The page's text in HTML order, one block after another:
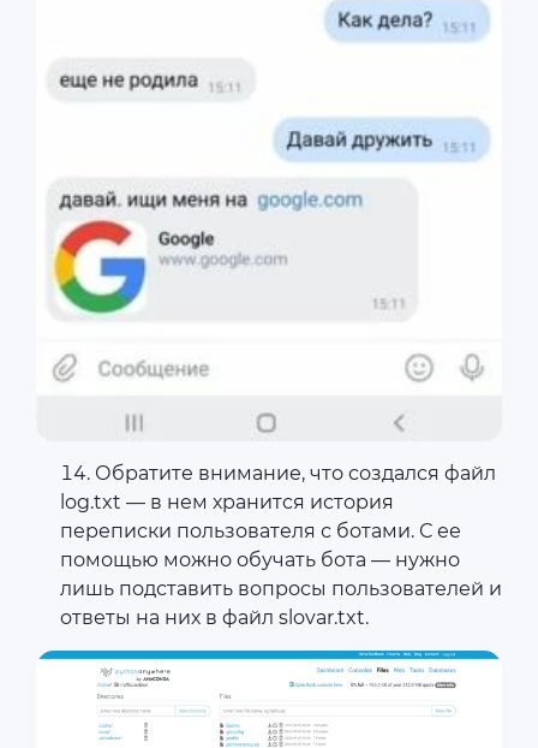
Обратите внимание, что создался файл
log.txt — в нем хранится история
переписки пользователя с ботами. С ее
помощью можно обучать бота — нужно
лишь подставить вопросы пользователей и
ответы на них в файл slovar.txt.